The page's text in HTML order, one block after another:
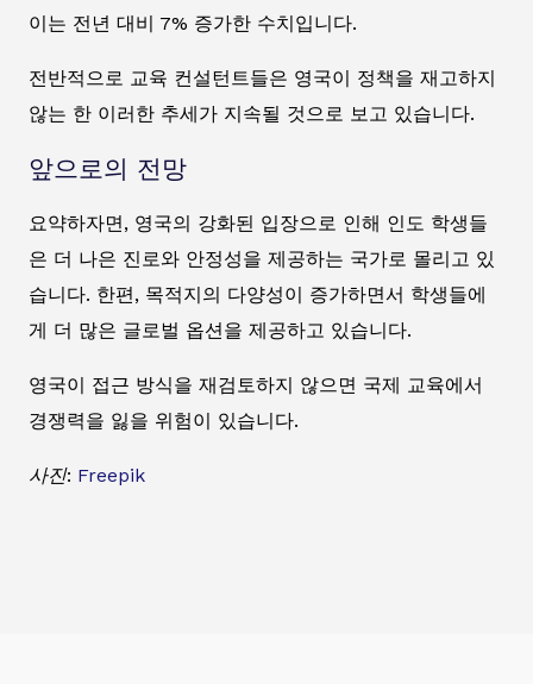
이는 전년 대비 7% 증가한 수치입니다.
전반적으로 교육 컨설턴트들은 영국이 정책을 재고하지
않는 한 이러한 추세가 지속될 것으로 보고 있습니다.
앞으로의 전망
요약하자면, 영국의 강화된 입장으로 인해 인도 학생들
은 더 나은 진로와 안정성을 제공하는 국가로 몰리고 있
습니다. 한편, 목적지의 다양성이 증가하면서 학생들에
게 더 많은 글로벌 옵션을 제공하고 있습니다.
영국이 접근 방식을 재검토하지 않으면 국제 교육에서
경쟁력을 잃을 위험이 있습니다.
사진: Freepik